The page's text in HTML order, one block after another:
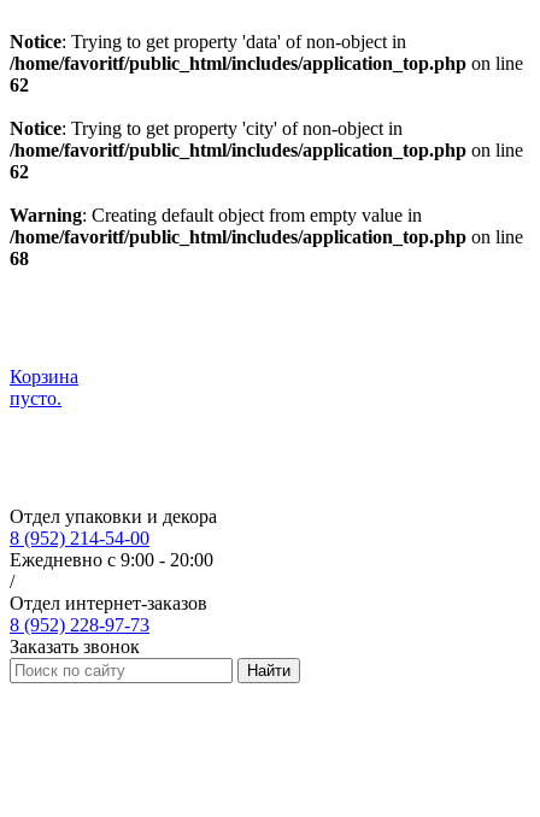
Notice: Trying to get property 'data' of non-object in
/home/favoritf/public_html/includes/application_top.php on line
62
Notice: Trying to get property 'city' of non-object in
/home/favoritf/public_html/includes/application_top.php on line
62
Warning: Creating default object from empty value in
/home/favoritf/public_html/includes/application_top.php on line
68
Корзина
пусто.
Отдел упаковки и декора
8 (952) 214-54-00
Ежедневно с 9:00 - 20:00
/
Отдел интернет-заказов
8 (952) 228-97-73
Заказать звонок
Найти